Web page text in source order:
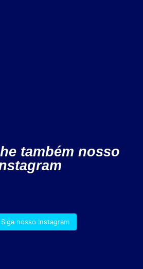
também nosso
Siga nosso Instagram